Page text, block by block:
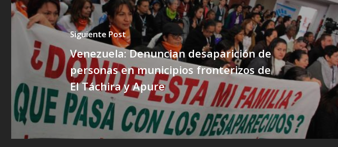
Siguiente Post
Venezuela: Denuncian desaparición de
personas en municipios fronterizos de
El Táchira y Apure